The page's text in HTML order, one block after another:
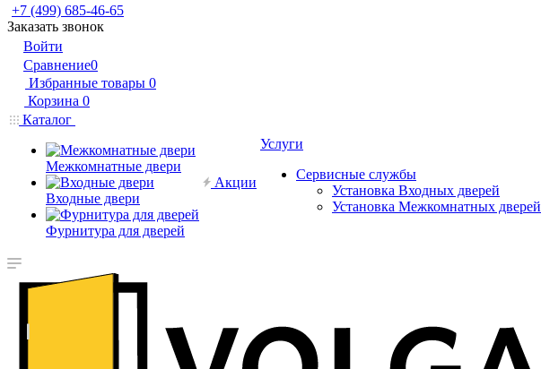
+7 (499) 685-46-65
Заказать звонок
Войти
Сравнение0
Избранные товары 0
Корзина 0
Каталог
Межкомнатные двери
Входные двери
Фурнитура для дверей
Акции
Услуги
Сервисные службы
Установка Входных дверей
Установка Межкомнатных дверей